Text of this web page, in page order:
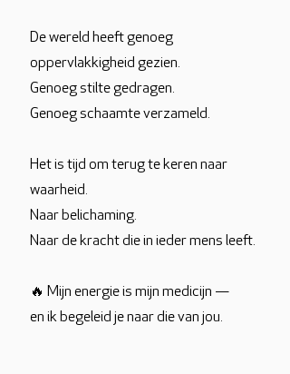
De wereld heeft genoeg
oppervlakkigheid gezien.
Genoeg stilte gedragen.
Genoeg schaamte verzameld.
Het is tijd om terug te keren naar
waarheid.
Naar belichaming.
Naar de kracht die in ieder mens leeft.
🔥 Mijn energie is mijn medicijn —
en ik begeleid je naar die van jou.